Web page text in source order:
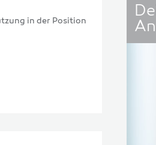
in der Position